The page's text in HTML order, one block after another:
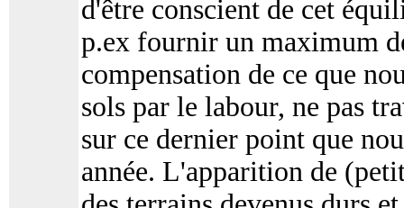
d'être conscient de cet
p.ex fournir un maximum
compensation de ce que
sols par le labour, ne pas
sur ce dernier point que
année. L'apparition de